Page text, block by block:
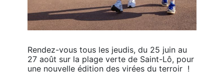
Rendez-vous tous les jeudis, du 25 juin au
27 août sur la plage verte de Saint-Lô, pour
une nouvelle édition des virées du terroir  !